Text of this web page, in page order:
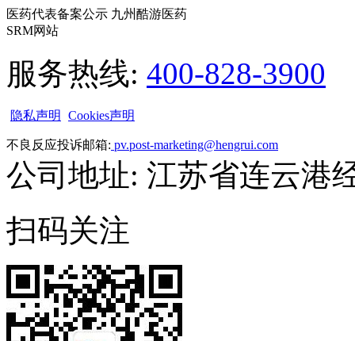
医药代表备案公示 九州酷游医药
SRM网站
服务热线: 400-828-3900
隐私声明 Cookies声明
不良反应投诉邮箱: pv.post-marketing@hengrui.com
公司地址: 江苏省连云港
扫码关注